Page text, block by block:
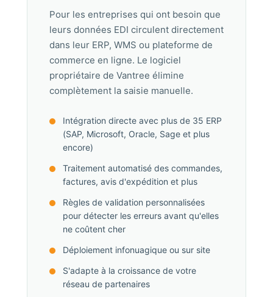
Pour les entreprises qui ont besoin que
leurs données EDI circulent directement
dans leur ERP, WMS ou plateforme de
commerce en ligne. Le logiciel
propriétaire de Vantree élimine
complètement la saisie manuelle.
Intégration directe avec plus de 35 ERP
(SAP, Microsoft, Oracle, Sage et plus
encore)
Traitement automatisé des commandes,
factures, avis d'expédition et plus
Règles de validation personnalisées
pour détecter les erreurs avant qu'elles
ne coûtent cher
Déploiement infonuagique ou sur site
S'adapte à la croissance de votre
réseau de partenaires